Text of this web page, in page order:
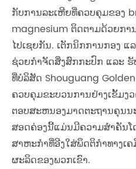
ກັບການລະເຫີຍທີ່ຄວບຄຸມຂອງ
magnesium ຕິດຕາມດ້ວຍກາ
ໄປເຊຍກັນ. ເຕັກນິກການກອງ
ຊ່ວຍກຳຈັດສິ່ງສົກກະປົກ ແລະ
ທີ່ບໍລິສັດ Shouguang
ຄວບຄຸມຂະບວນການຢ່າງເຂັ້ມ
ຕອບສະຫນອງມາດຕະຖານຄຸນ
ສອດຄ່ອງນີ້ແມ່ນມີຄວາມສໍາຄັນ
ສາຫະກໍາທີ່ອີງໃສ່ພຶດຕິກໍາທາງເ
ຜະລິດຂອງພວກເຂົາ.